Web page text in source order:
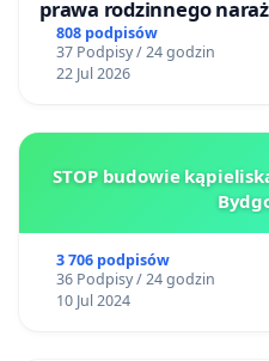
prawa
808 podpisów
37 Podpisy / 24 godzin
22 Jul 2026
STOP budowie
3 706 podpisów
36 Podpisy / 24 godzin
10 Jul 2024